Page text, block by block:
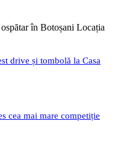
în Botoșani Locația
drive și tombolă la Casa
cea mai mare competiție